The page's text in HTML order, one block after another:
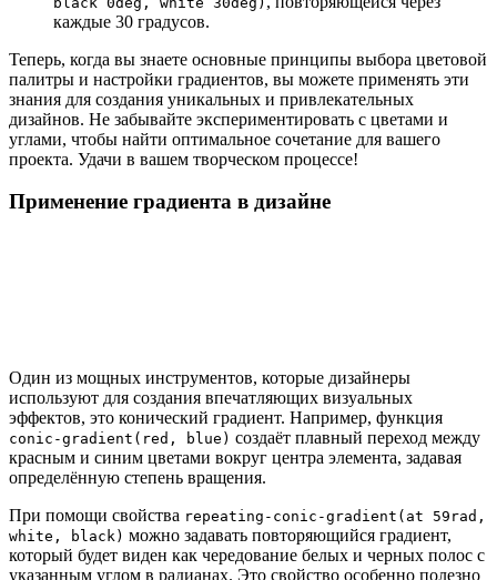
каждые 30 градусов.
Теперь, когда вы знаете основные принципы выбора цветовой
палитры и настройки градиентов, вы можете применять эти
знания для создания уникальных и привлекательных
дизайнов. Не забывайте экспериментировать с цветами и
углами, чтобы найти оптимальное сочетание для вашего
проекта. Удачи в вашем творческом процессе!
Применение градиента в дизайне
Один из мощных инструментов, которые дизайнеры
используют для создания впечатляющих визуальных
эффектов, это конический градиент. Например, функция
conic-gradient(red, blue) создаёт плавный переход между
красным и синим цветами вокруг центра элемента, задавая
определённую степень вращения.
При помощи свойства repeating-conic-gradient(at 59rad,
white, black) можно задавать повторяющийся градиент,
который будет виден как чередование белых и черных полос с
указанным углом в радианах. Это свойство особенно полезно